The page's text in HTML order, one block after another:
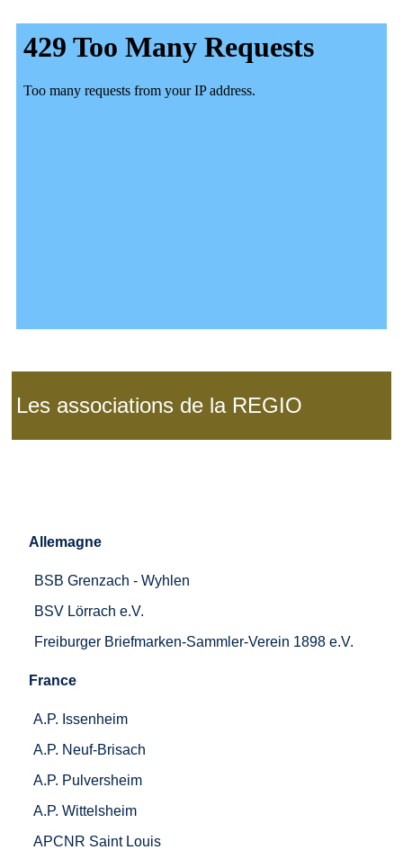
Les associations de la REGIO
Allemagne
BSB Grenzach - Wyhlen
BSV Lörrach e.V.
Freiburger Briefmarken-Sammler-Verein 1898 e.V.
France
A.P. Issenheim
A.P. Neuf-Brisach
A.P. Pulversheim
A.P. Wittelsheim
APCNR Saint Louis